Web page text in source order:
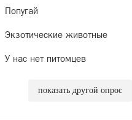
Попугай
Экзотические животные
У нас нет питомцев
показать другой опрос